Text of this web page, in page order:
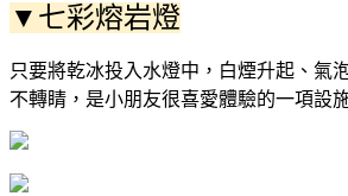
▼七彩熔岩燈
只要將乾冰投入水燈中，白煙升起、氣
不轉睛，是小朋友很喜愛體驗的一項設